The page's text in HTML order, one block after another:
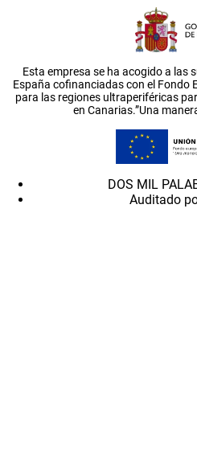
Esta empresa se ha acogido a las
España cofinanciadas con el Fondo
para las regiones ultraperiféricas
en Canarias.”Una
DOS MIL
Auditado